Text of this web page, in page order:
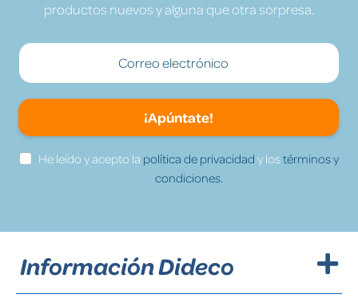
productos nuevos y alguna que otra sorpresa.
¡Apúntate!
He leído y acepto la política de privacidad y lostérminos y
condiciones.
Información Dideco